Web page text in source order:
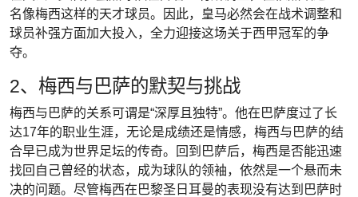
名像梅西这样的天才球员。因此，皇马必然会在战术调整和
球员补强方面加大投入，全力迎接这场关于西甲冠军的争
夺。
2、梅西与巴萨的默契与挑战
梅西与巴萨的关系可谓是“深厚且独特”。他在巴萨度过了长
达17年的职业生涯，无论是成绩还是情感，梅西与巴萨的结
合早已成为世界足坛的传奇。回到巴萨后，梅西是否能迅速
找回自己曾经的状态，成为球队的领袖，依然是一个悬而未
决的问题。尽管梅西在巴黎圣日耳曼的表现没有达到巴萨时